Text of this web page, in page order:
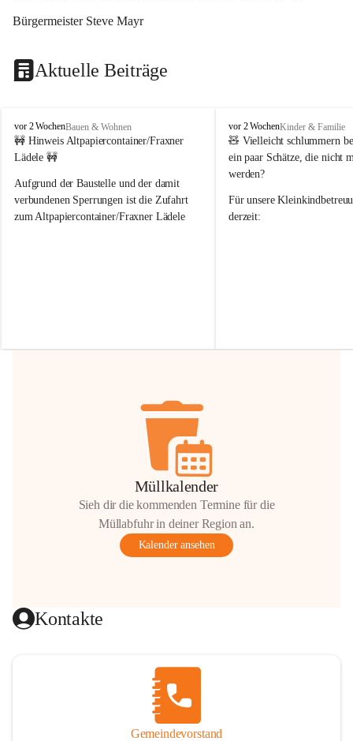
Bürgermeister Steve Mayr
Aktuelle Beiträge
F
r
a
e
r
n
vor 2 WochenBauen & Wohnen
🚧 Hinweis Altpapiercontainer/Fraxner
Lädele 🚧
Aufgrund der Baustelle und der damit
verbundenen Sperrungen ist die Zufahrt
zum Altpapiercontainer/Fraxner Lädele
Hilfsbereitschaft!
F
r
a
x
r
n
vor 2 WochenKinder & Familie
🧸 Vielleicht schlummern
ein paar Schätze, die nicht
werden?
Für unsere
derzeit:
Müllkalender
Sieh dir die kommenden Termine für die
Müllabfuhr in deiner Region an.
Kalender ansehen
Kontakte
Gemeindevorstand